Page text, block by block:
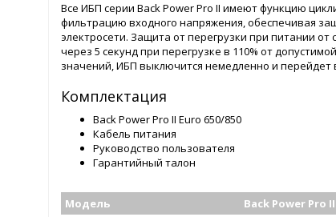
Все ИБП серии Back Power Pro II имеют функцию
фильтрацию входного напряжения, обеспечивая
электросети. Защита от перегрузки при питании
через 5 секунд при перегрузке в 110% от
значений, ИБП выключится немедленно и перейдет
Комплектация
Back Power Pro II Euro 650/850
Кабель питания
Руководство пользователя
Гарантийный талон
Модель Back Power Pro